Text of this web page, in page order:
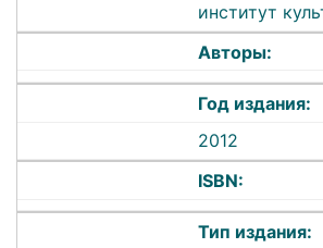
институт
Авторы:
Год издания:
2012
ISBN:
Тип издания: